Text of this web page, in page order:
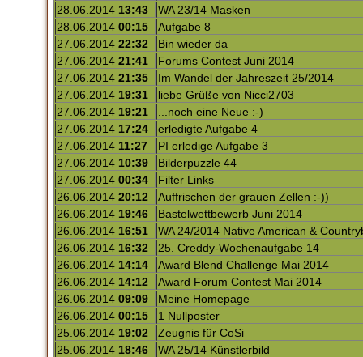
28.06.2014 13:43
WA 23/14 Masken
28.06.2014 00:15
Aufgabe 8
27.06.2014 22:32
Bin wieder da
27.06.2014 21:41
Forums Contest Juni 2014
27.06.2014 21:35
Im Wandel der Jahreszeit 25/2014
27.06.2014 19:31
liebe Grüße von Nicci2703
27.06.2014 19:21
...noch eine Neue :-)
27.06.2014 17:24
erledigte Aufgabe 4
27.06.2014 11:27
PI erledige Aufgabe 3
27.06.2014 10:39
Bilderpuzzle 44
27.06.2014 00:34
Filter Links
26.06.2014 20:12
Auffrischen der grauen Zellen :-))
26.06.2014 19:46
Bastelwettbewerb Juni 2014
26.06.2014 16:51
WA 24/2014 Native American &
26.06.2014 16:32
25. Creddy-Wochenaufgabe 14
26.06.2014 14:14
Award Blend Challenge Mai 2014
26.06.2014 14:12
Award Forum Contest Mai 2014
26.06.2014 09:09
Meine Homepage
26.06.2014 00:15
1 Nullposter
25.06.2014 19:02
Zeugnis für CoSi
25.06.2014 18:46
WA 25/14 Künstlerbild